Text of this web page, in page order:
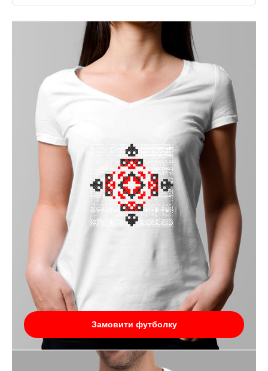
Замовити футболку